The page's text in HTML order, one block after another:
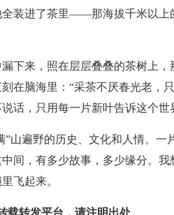
装进了茶里——那海拔千米以
下来，照在层层叠叠的茶树上
在脑海里：“采茶不厌春光老，
话，只用每一片新叶告诉这个世
山遍野的历史、文化和人情。
间，有多少故事，多少缘分。
飞起来。
转发平台，请注明出处。